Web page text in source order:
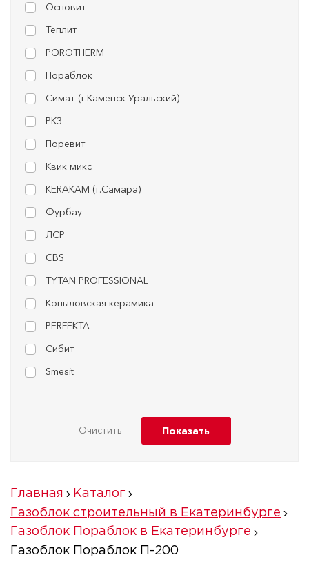
Основит
Теплит
POROTHERM
Пораблок
Симат (г.Каменск-Уральский)
РКЗ
Поревит
Квик микс
KERAKAM (г.Самара)
Фурбау
ЛСР
CBS
TYTAN PROFESSIONAL
Копыловская керамика
PERFEKTA
Сибит
Smesit
Главная
Каталог
Газоблок строительный в Екатеринбурге
Газоблок Пораблок в Екатеринбурге
Газоблок Пораблок П-200